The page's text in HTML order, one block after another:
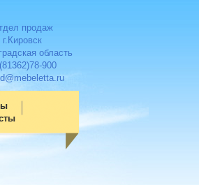
продаж
г.Кировск
область
900